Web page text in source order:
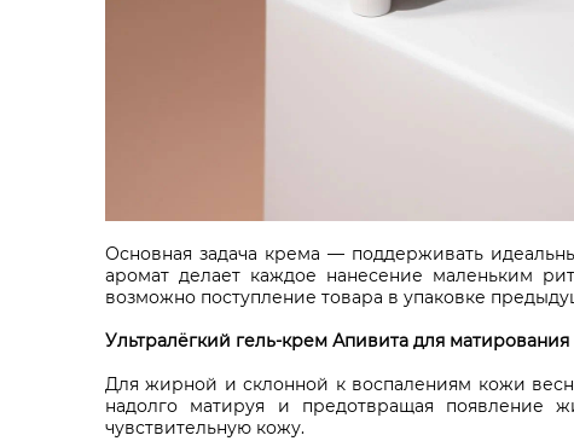
Основная задача крема — поддерживать
аромат делает каждое нанесение маленьким
возможно поступление товара в упаковке
Ультралёгкий гель-крем Апивита для
Для жирной и склонной к воспалениям кожи
надолго матируя и предотвращая появление
чувствительную кожу.